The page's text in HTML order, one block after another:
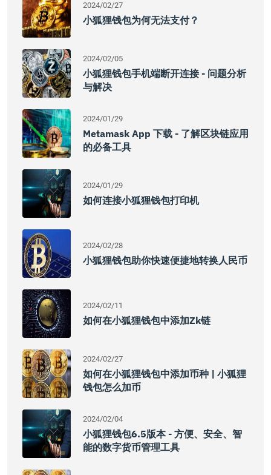
2024/02/27
小狐狸钱包为何无法支付？
2024/02/05
小狐狸钱包手机端断开连接 - 问题分析
与解决
2024/01/29
Metamask App 下载 - 了解区块链应用
的必备工具
2024/01/29
如何连接小狐狸钱包打印机
2024/02/28
小狐狸钱包助你快速便捷地转换人民币
2024/02/11
如何在小狐狸钱包中添加zk链
2024/02/27
如何在小狐狸钱包中添加币种 | 小狐狸
钱包怎么加币
2024/02/04
小狐狸钱包6.5版本 - 方便、安全、智
能的数字货币管理工具